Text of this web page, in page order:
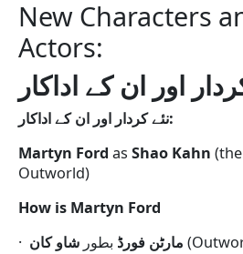
New Characters
Actors:
نئےکردار اور ان کےاداکار
:
Martyn Ford as Shao Kahn
Outworld)
How is Martyn Ford
·
مارٹن فورڈ بطور شاو کان